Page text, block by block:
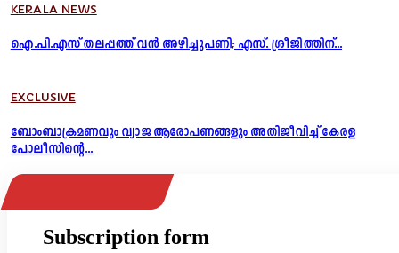
KERALA NEWS
ഐ.പി.എസ് തലപ്പത്ത് വൻ അഴിച്ചുപണി; എസ്. ശ്രീജിത്തിന്...
EXCLUSIVE
ബോംബാക്രമണവും വ്യാജ ആരോപണങ്ങളും അതിജീവിച്ച് കേരള
പോലീസിന്റെ...
Subscription form